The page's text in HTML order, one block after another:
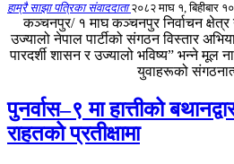
हाम्रै साझा पत्रिका संवाददाता२०८२ माघ १, बिहीबार
कञ्चनपुर/ १ माघ कञ्चनपुर निर्वाचन
उज्यालो नेपाल पार्टीको संगठन विस्तार
पारदर्शी शासन र उज्यालो भविष्य” भन्ने मूल
युवाहरूको
पुनर्वास–९ मा हात्तीको
राहतको प्रतीक्षामा